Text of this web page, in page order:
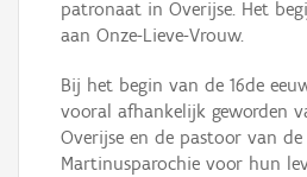
patronaat in Overijse. Het
aan Onze-Lieve-Vrouw.
Bij het begin van de 16de
vooral afhankelijk geworden
Overijse en de pastoor van
Martinusparochie voor hun